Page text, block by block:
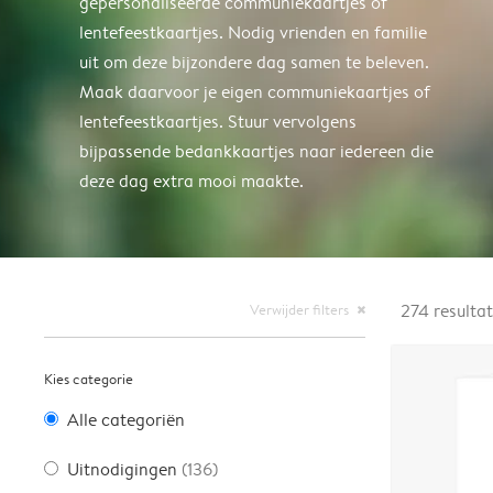
lentefeestkaartjes. Nodig vrienden en familie
uit om deze bijzondere dag samen te beleven.
Maak daarvoor je eigen communiekaartjes of
lentefeestkaartjes. Stuur vervolgens
bijpassende bedankkaartjes naar iedereen die
deze dag extra mooi maakte.
Verwijder filters close
Kies categorie
Alle categoriën
Uitnodigingen (136)
274